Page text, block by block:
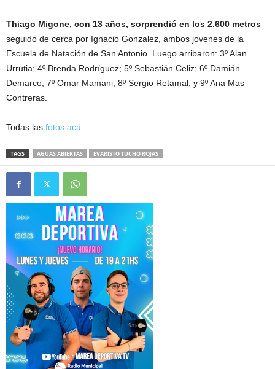
Thiago Migone, con 13 años, sorprendió en los 2.600 metros
seguido de cerca por Ignacio Gonzalez, ambos jovenes de la
Escuela de Natación de San Antonio. Luego arribaron: 3º Alan
Urrutia; 4º Brenda Rodríguez; 5º Sebastián Celiz; 6º Damián
Demarco; 7º Omar Mamani; 8º Sergio Retamal; y 9º Ana Mas
Contreras.
Todas las fotos acá
TAGS AGUAS ABIERTAS EVARISTO TUCHO ROJAS